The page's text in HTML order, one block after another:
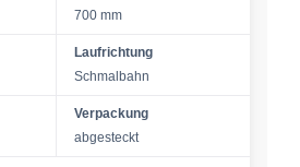
700 mm
Laufrichtung
Schmalbahn
Verpackung
abgesteckt